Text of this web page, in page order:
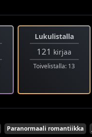
Lukulistalla
121 kirjaa
Toivelistalla: 13
Paranormaali romantiikka